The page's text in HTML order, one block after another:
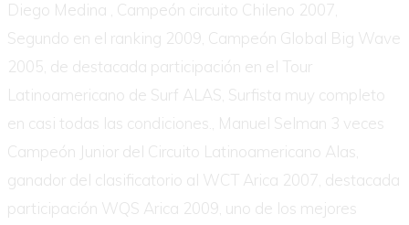
Diego Medina , Campeón circuito Chileno 2007,
Segundo en el ranking 2009, Campeón Global Big Wave
2005, de destacada participación en el Tour
Latinoamericano de Surf ALAS, Surfista muy completo
en casi todas las condiciones., Manuel Selman 3 veces
Campeón Junior del Circuito Latinoamericano Alas,
ganador del clasificatorio al WCT Arica 2007, destacada
participación WQS Arica 2009, uno de los mejores